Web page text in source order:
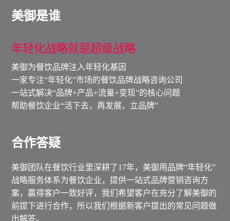
美御是谁
年轻化战略就是超级战略
美御为餐饮品牌注入年轻化基因
一家专注“年轻化”市场的餐饮品牌战略咨询公司
一站式解决“品牌+产品+流量+变现”的核心问题
帮助餐饮企业“活下去，再发展，立品牌”
合作答疑
美御团队在餐饮行业里深耕了17年，美御用品牌“年轻化”
战略服务体系为餐饮企业，提供一站式品牌营销咨询方
案，赢得客户一致好评，我们希望客户在充分了解美御的
前提下进行合作，所以我们根据新客户提出的常见问题做
出解答。